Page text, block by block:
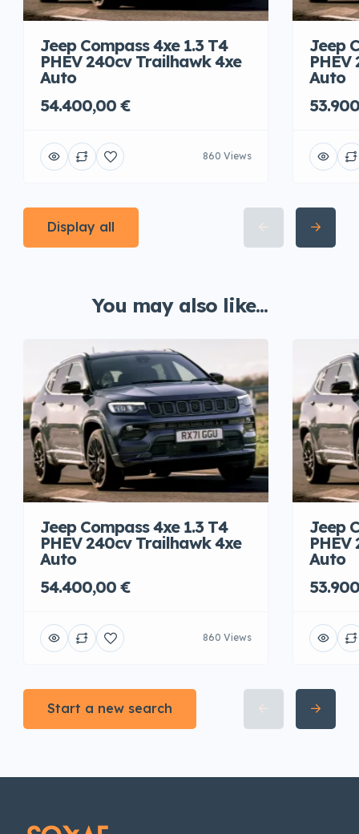
Jeep Compass 4xe 1.3 T4
PHEV 240cv Trailhawk 4xe
Auto
54.400,00 €
860 Views
Jeep
Auto
Display all
You may also like...
Jeep Compass 4xe 1.3 T4
PHEV 240cv Trailhawk 4xe
Auto
54.400,00 €
860 Views
Jeep
Auto
Start a new search